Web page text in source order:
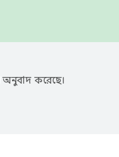
অনুবাদ করেছে।